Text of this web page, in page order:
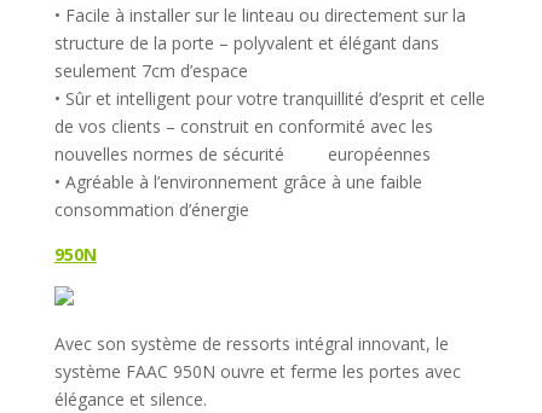
• Facile à installer sur le linteau ou directement sur la
structure de la porte – polyvalent et élégant dans
seulement 7cm d’espace
• Sûr et intelligent pour votre tranquillité d’esprit et celle
de vos clients – construit en conformité avec les
nouvelles normes de sécurité européennes
• Agréable à l’environnement grâce à une faible
consommation d’énergie
950N
Avec son système de ressorts intégral innovant, le
système FAAC 950N ouvre et ferme les portes avec
élégance et silence.